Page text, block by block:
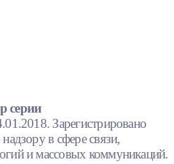
серии
Зарегистрировано
в сфере связи,
и массовых коммуникаций.